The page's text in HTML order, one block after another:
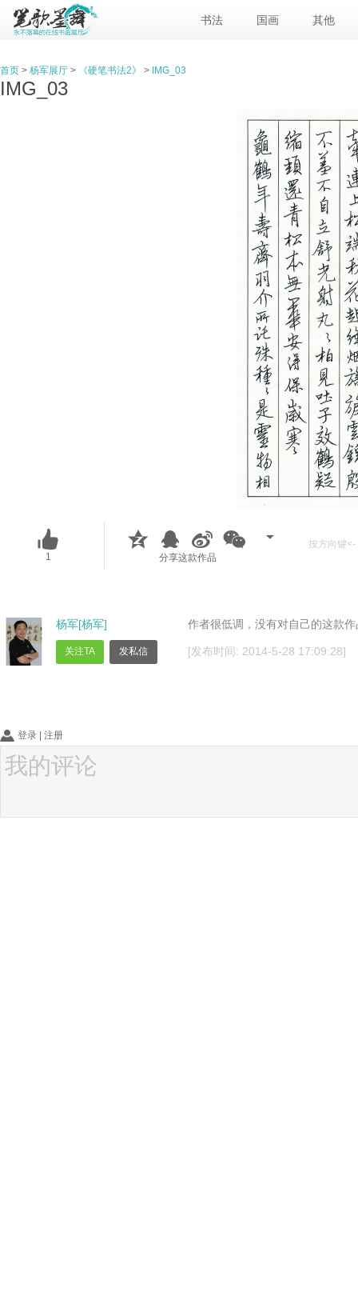
书法 国画 其他
首页 > 杨军展厅 > 《硬笔书法2》 > IMG_03
IMG_03
1 分享这款作品
按方向键
作者很低调，没有对自己的这款
[发布时间: 2014-5-28 17:09:28]
杨军[杨军]
关注TA 发私信
登录 注册